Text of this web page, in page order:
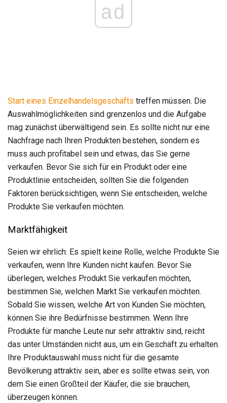
ad
Start eines Einzelhandelsgeschäfts treffen müssen. Die
Auswahlmöglichkeiten sind grenzenlos und die Aufgabe
mag zunächst überwältigend sein. Es sollte nicht nur eine
Nachfrage nach Ihren Produkten bestehen, sondern es
muss auch profitabel sein und etwas, das Sie gerne
verkaufen. Bevor Sie sich für ein Produkt oder eine
Produktlinie entscheiden, sollten Sie die folgenden
Faktoren berücksichtigen, wenn Sie entscheiden, welche
Produkte Sie verkaufen möchten.
Marktfähigkeit
Seien wir ehrlich: Es spielt keine Rolle, welche Produkte Sie
verkaufen, wenn Ihre Kunden nicht kaufen. Bevor Sie
überlegen, welches Produkt Sie verkaufen möchten,
bestimmen Sie, welchen Markt Sie verkaufen möchten.
Sobald Sie wissen, welche Art von Kunden Sie möchten,
können Sie ihre Bedürfnisse bestimmen. Wenn Ihre
Produkte für manche Leute nur sehr attraktiv sind, reicht
das unter Umständen nicht aus, um ein Geschäft zu erhalten.
Ihre Produktauswahl muss nicht für die gesamte
Bevölkerung attraktiv sein, aber es sollte etwas sein, von
dem Sie einen Großteil der Käufer, die sie brauchen,
überzeugen können.